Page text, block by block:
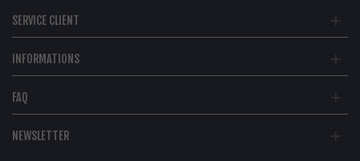
SERVICE CLIENT
INFORMATIONS
FAQ
NEWSLETTER